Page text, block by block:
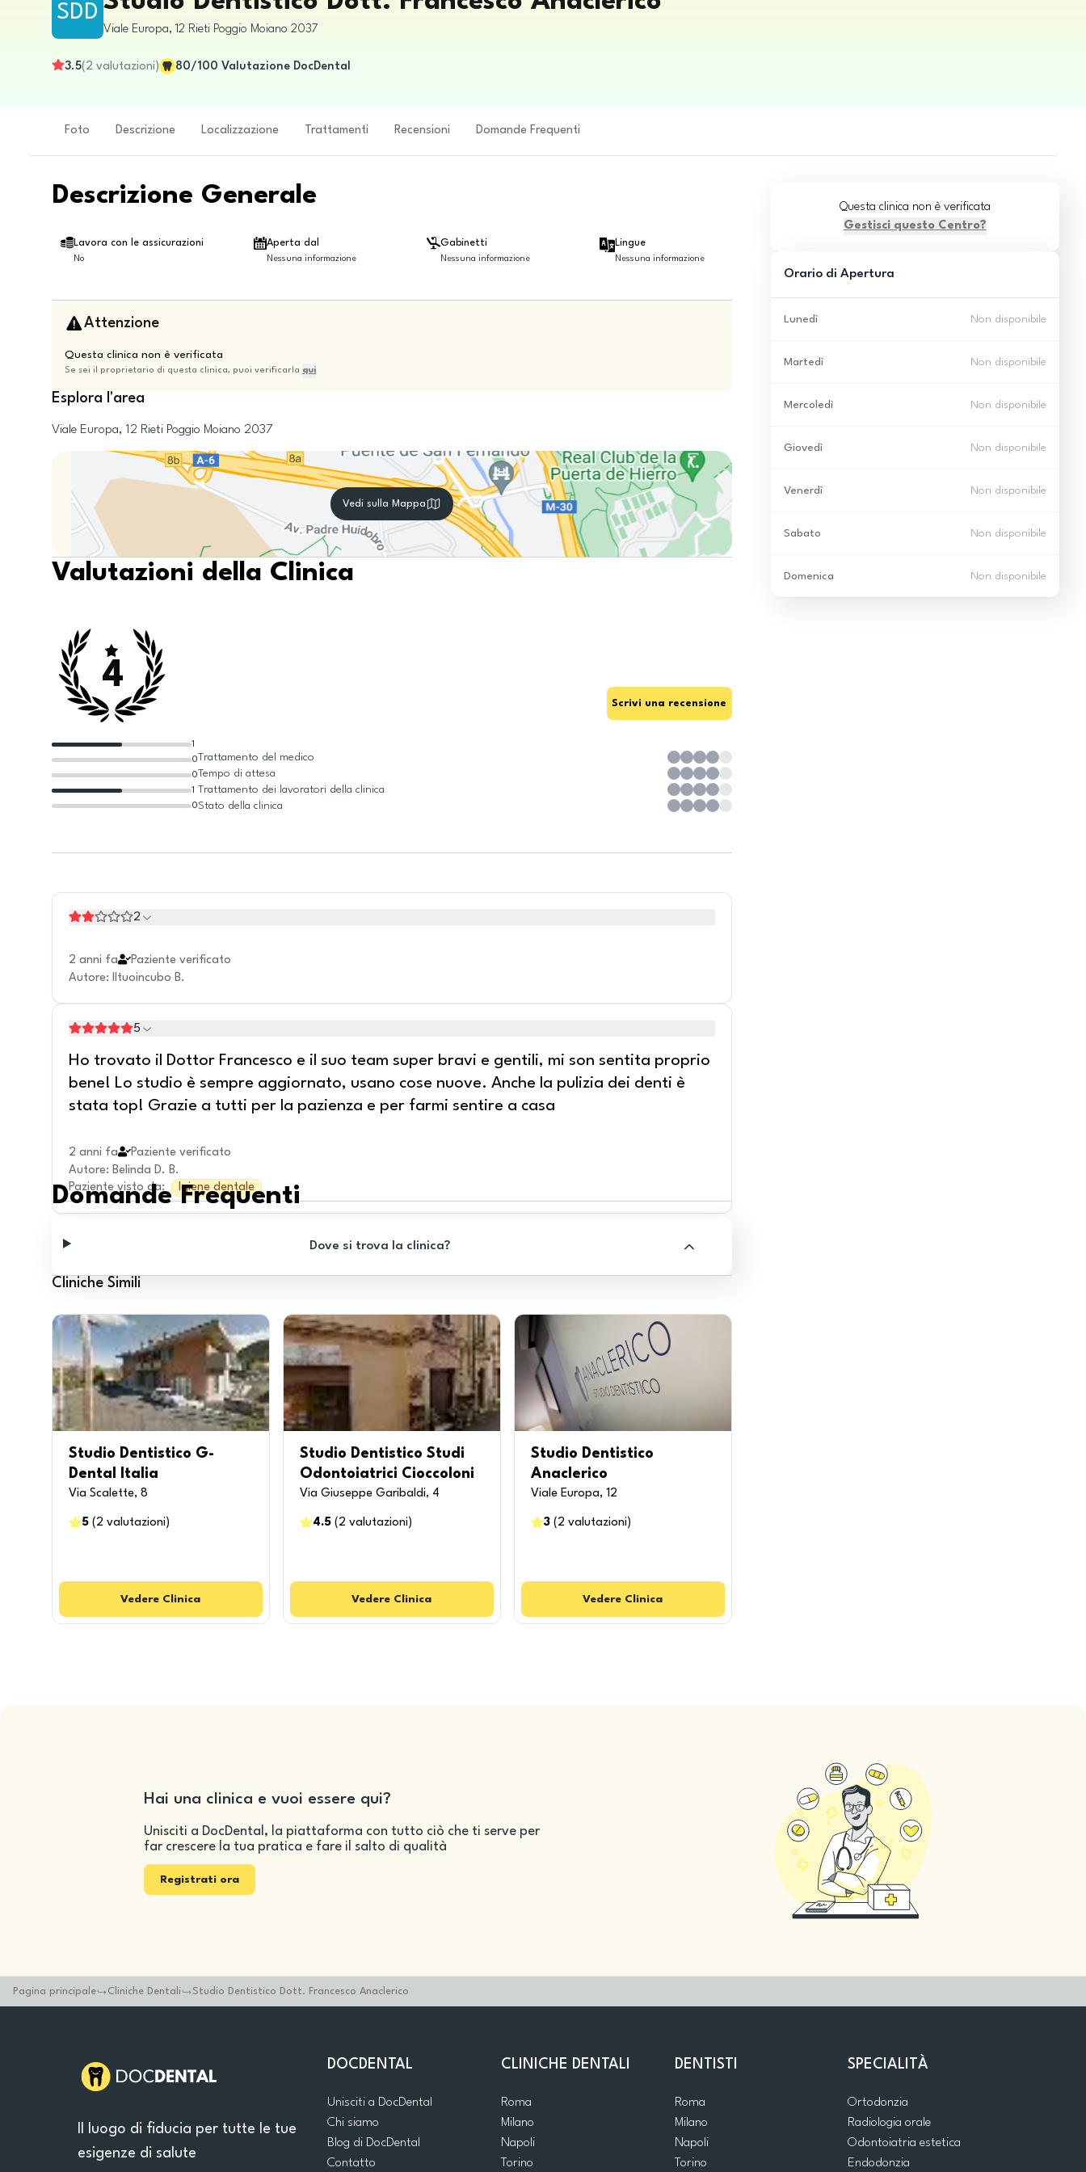
SDD
Viale Europa, 12 Rieti Poggio Moiano 2037
3.5( 2 valutazioni) 80/100 Valutazione DocDental
Foto Descrizione Localizzazione Trattamenti Recensioni Domande Frequenti
Descrizione Generale
Lavora con le assicurazioni
No
Aperta dal
Nessuna informazione
Gabinetti
Nessuna informazione
Lingue
Nessuna informazione
Attenzione
Questa clinica non è verificata
Se sei il proprietario di questa clinica, puoi verificarla qui
Esplora l'area
Viale Europa, 12 Rieti Poggio Moiano 2037
Vedi sulla Mappa
Valutazioni della Clinica
4
0
1
0
0
1
Scrivi una recensione
Trattamento del medico
Tempo di attesa
Trattamento dei lavoratori della clinica
Stato della clinica
2
2 anni fa
Paziente verificato
Autore: Iltuoincubo B.
5
Ho trovato il Dottor Francesco e il suo team super bravi e gentili, mi son sentita proprio
bene! Lo studio è sempre aggiornato, usano cose nuove. Anche la pulizia dei denti è
stata top! Grazie a tutti per la pazienza e per farmi sentire a casa
2 anni fa
Paziente verificato
Autore: Belinda D. B.
Paziente visto da: Igiene dentale
Domande Frequenti
Dove si trova la clinica?
Cliniche Simili
Studio Dentistico G-
Dental Italia
Via Scalette, 8
5 ( 2 valutazioni )
Vedere Clinica
Studio Dentistico Studi
Odontoiatrici Cioccoloni
Via Giuseppe Garibaldi, 4
4.5( 2 valutazioni )
Vedere Clinica
Studio Dentistico
Anaclerico
Viale Europa, 12
3( 2 valutazioni )
Vedere Clinica
Questa clinica non è verificata
Gestisci questo Centro?
Orario di Apertura
Lunedì Non disponibile
Martedì Non disponibile
Mercoledì Non disponibile
Giovedì Non disponibile
Venerdì Non disponibile
Sabato Non disponibile
Domenica Non disponibile
Hai una clinica e vuoi essere qui?
Unisciti a DocDental, la piattaforma con tutto ciò che ti serve per
far crescere la tua pratica e fare il salto di qualità
Registrati ora
Pagina principale Cliniche Dentali Studio Dentistico Dott. Francesco Anaclerico
Il luogo di fiducia per tutte le tue
esigenze di salute
DOCDENTAL
Unisciti a DocDental
Chi siamo
Blog di DocDental
Contatto
CLINICHE DENTALI
Roma
Milano
Napoli
Torino
DENTISTI
Roma
Milano
Napoli
Torino
SPECIALITÀ
Ortodonzia
Radiologia orale
Odontoiatria estetica
Endodonzia